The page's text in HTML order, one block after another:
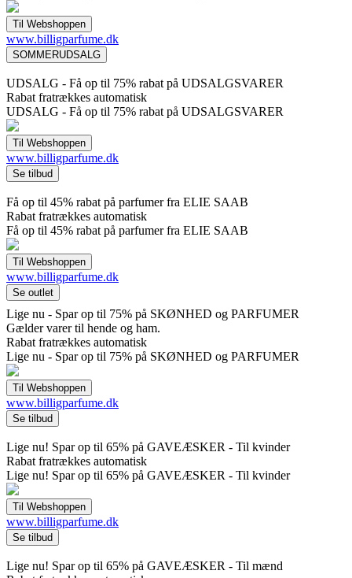
www.billigparfume.dk
UDSALG - Få op til 75% rabat på UDSALGSVARER
Rabat fratrækkes automatisk
UDSALG - Få op til 75% rabat på UDSALGSVARER
www.billigparfume.dk
Få op til 45% rabat på parfumer fra ELIE SAAB
Rabat fratrækkes automatisk
Få op til 45% rabat på parfumer fra ELIE SAAB
www.billigparfume.dk
Lige nu - Spar op til 75% på SKØNHED og PARFUMER
Gælder varer til hende og ham.
Rabat fratrækkes automatisk
Lige nu - Spar op til 75% på SKØNHED og PARFUMER
www.billigparfume.dk
Lige nu! Spar op til 65% på GAVEÆSKER - Til kvinder
Rabat fratrækkes automatisk
Lige nu! Spar op til 65% på GAVEÆSKER - Til kvinder
www.billigparfume.dk
Lige nu! Spar op til 65% på GAVEÆSKER - Til mænd